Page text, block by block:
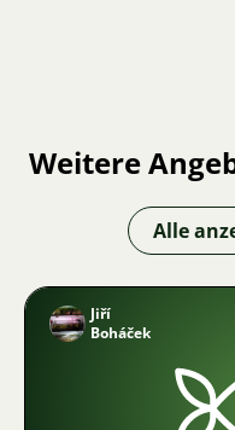
Weitere
Alle
Jiří
Boháček